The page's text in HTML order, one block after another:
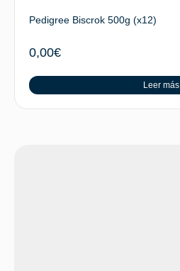
Pedigree Biscrok 500g (x12)
0,00€
Leer más